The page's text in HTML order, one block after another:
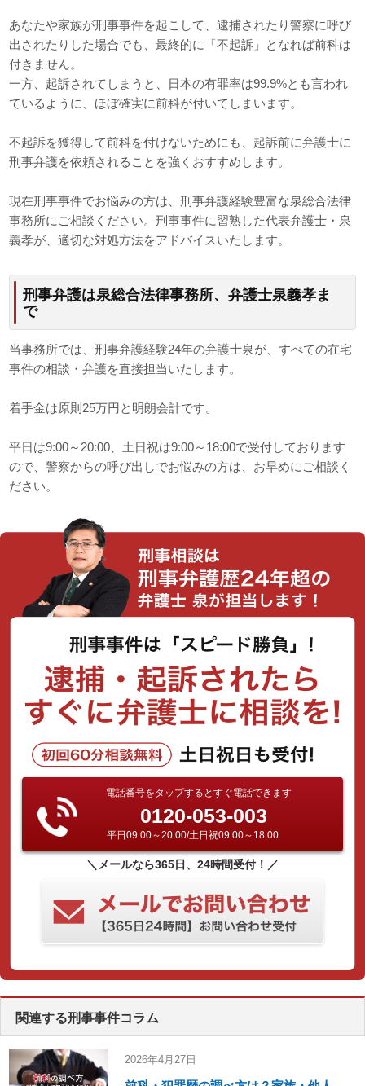
あなたや家族が刑事事件を起こして、逮捕されたり警察に呼び
出されたりした場合でも、最終的に「不起訴」となれば前科は
付きません。
一方、起訴されてしまうと、日本の有罪率は99.9%とも言われ
ているように、ほぼ確実に前科が付いてしまいます。
不起訴を獲得して前科を付けないためにも、起訴前に弁護士に
刑事弁護を依頼されることを強くおすすめします。
現在刑事事件でお悩みの方は、刑事弁護経験豊富な泉総合法律
事務所にご相談ください。刑事事件に習熟した代表弁護士・泉
義孝が、適切な対処方法をアドバイスいたします。
刑事弁護は泉総合法律事務所、弁護士泉義孝ま
で
当事務所では、刑事弁護経験24年の弁護士泉が、すべての在宅
事件の相談・弁護を直接担当いたします。
着手金は原則25万円と明朗会計です。
平日は9:00～20:00、土日祝は9:00～18:00で受付しております
ので、警察からの呼び出しでお悩みの方は、お早めにご相談く
ださい。
電話番号をタップするとすぐ電話できます
0120-053-003
平日09:00～20:00/土日祝09:00～18:00
＼メールなら365日、24時間受付！／
関連する刑事事件コラム
2026年4月27日